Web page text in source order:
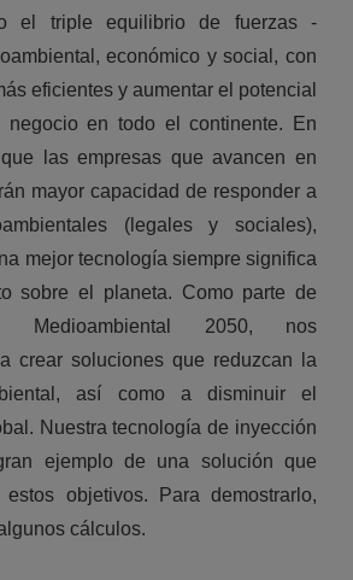
el triple equilibrio de fuerzas -
económico y social, con
eficientes y aumentar el potencial
en todo el continente. En
las empresas que avancen en
mayor capacidad de responder a
(legales y sociales),
mejor tecnología siempre significa
sobre el planeta. Como parte de
Medioambiental 2050, nos
crear soluciones que reduzcan la
así como a disminuir el
Nuestra tecnología de inyección
ejemplo de una solución que
estos objetivos. Para demostrarlo,
cálculos.